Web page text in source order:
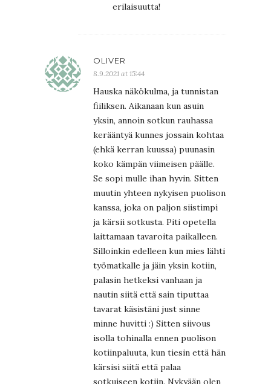
erilaisuutta!
OLIVER
8.9.2021 at 15:44
Hauska näkökulma, ja tunnistan
fiiliksen. Aikanaan kun asuin
yksin, annoin sotkun rauhassa
kerääntyä kunnes jossain kohtaa
(ehkä kerran kuussa) puunasin
koko kämpän viimeisen päälle.
Se sopi mulle ihan hyvin. Sitten
muutin yhteen nykyisen puolison
kanssa, joka on paljon siistimpi
ja kärsii sotkusta. Piti opetella
laittamaan tavaroita paikalleen.
Silloinkin edelleen kun mies lähti
työmatkalle ja jäin yksin kotiin,
palasin hetkeksi vanhaan ja
nautin siitä että sain tiputtaa
tavarat käsistäni just sinne
minne huvitti :) Sitten siivous
isolla tohinalla ennen puolison
kotiinpaluuta, kun tiesin että hän
kärsisi siitä että palaa
sotkuiseen kotiin. Nykyään olen